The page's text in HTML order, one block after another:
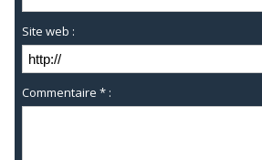
Site web :
Commentaire * :